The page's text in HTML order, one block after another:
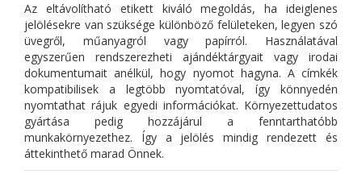
Az eltávolítható etikett kiváló megoldás, ha ideiglenes
jelölésekre van szüksége különböző felületeken, legyen szó
üvegről, műanyagról vagy papírról. Használatával
egyszerűen rendszerezheti ajándéktárgyait vagy irodai
dokumentumait anélkül, hogy nyomot hagyna. A címkék
kompatibilisek a legtöbb nyomtatóval, így könnyedén
nyomtathat rájuk egyedi információkat. Környezettudatos
gyártása pedig hozzájárul a fenntarthatóbb
munkakörnyezethez. Így a jelölés mindig rendezett és
áttekinthető marad Önnek.